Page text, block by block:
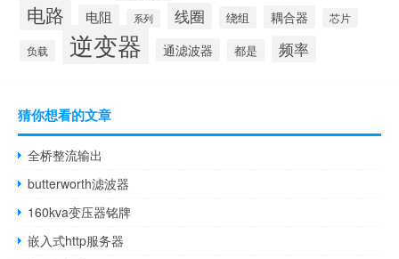
电路 电阻 系列 线圈 绕组 耦合器 芯片
负载 逆变器 通滤波器 都是 频率
猜你想看的文章
全桥整流输出
butterworth滤波器
160kva变压器铭牌
嵌入式http服务器